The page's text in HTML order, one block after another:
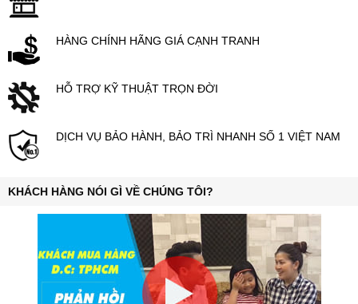
HÀNG CHÍNH HÃNG GIÁ CẠNH TRANH
HỖ TRỢ KỸ THUẬT TRỌN ĐỜI
DỊCH VỤ BẢO HÀNH, BẢO TRÌ NHANH SỐ 1 VIỆT NAM
KHÁCH HÀNG NÓI GÌ VỀ CHÚNG TÔI?